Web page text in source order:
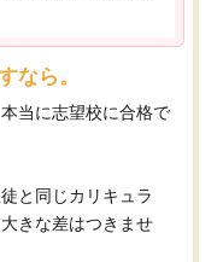
なら。
当に志望校に合格で
と同じカリキュラ
きな差はつきませ